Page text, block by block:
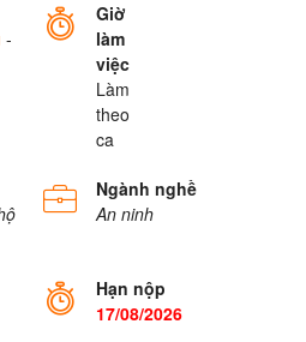
-
Giờ
làm
việc
Làm
theo
ca
Ngành nghề
An ninh
Hạn nộp
17/08/2026